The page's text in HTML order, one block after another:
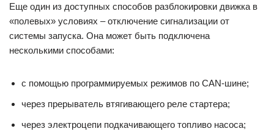
Еще один из доступных способов разблокировки движка в
«полевых» условиях – отключение сигнализации от
системы запуска. Она может быть подключена
несколькими способами:
с помощью программируемых режимов по CAN-шине;
через прерыватель втягивающего реле стартера;
через электроцепи подкачивающего топливо насоса;